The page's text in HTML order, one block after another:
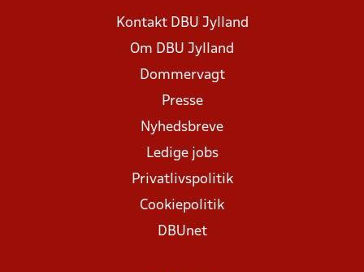
Kontakt DBU Jylland
Om DBU Jylland
Dommervagt
Presse
Nyhedsbreve
Ledige jobs
Privatlivspolitik
Cookiepolitik
DBUnet